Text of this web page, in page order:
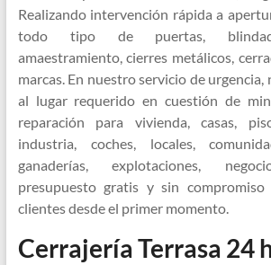
Realizando intervención rápida a
todo tipo de puertas,
amaestramiento, cierres metálicos,
marcas. En nuestro servicio de urgencia,
al lugar requerido en cuestión de
reparación para vivienda, casas,
industria, coches, locales,
ganaderías, explotaciones,
presupuesto gratis y sin
clientes desde el primer momento.
Cerrajería Terrasa 24